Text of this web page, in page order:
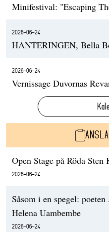
Minifestival: "Escaping
2026-06-24
HANTERINGEN, Bella
2026-06-24
Vernissage Duvornas
Open Stage på Röda Sten
2026-06-24
Såsom i en spegel:
Helena Uambembe
2026-06-24